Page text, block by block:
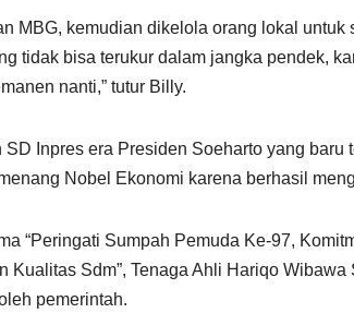
MBG, kemudian dikelola orang lokal
tidak bisa terukur dalam jangka pendek,
nanti,” tutur Billy.
SD Inpres era Presiden Soeharto yang
Nobel Ekonomi karena berhasil
“Peringati Sumpah Pemuda Ke-97,
Kualitas Sdm”, Tenaga Ahli Hariqo
pemerintah.